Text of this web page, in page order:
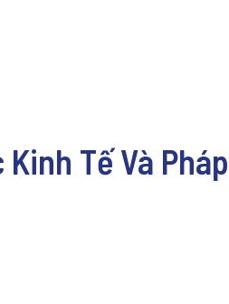
Tế Và